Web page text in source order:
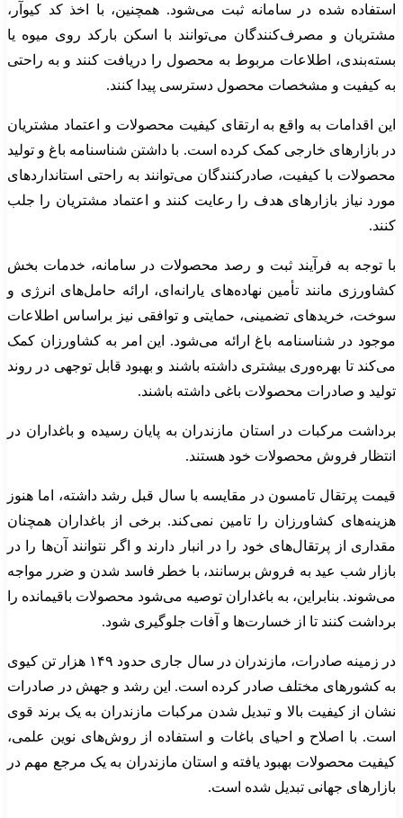
استفاده شده در سامانه ثبت می‌شود. همچنین، با اخذ کد کیوآر،
مشتریان و مصرف‌کنندگان می‌توانند با اسکن بارکد روی میوه یا
بسته‌بندی، اطلاعات مربوط به محصول را دریافت کنند و به راحتی
به کیفیت و مشخصات محصول دسترسی پیدا کنند.
این اقدامات به واقع به ارتقای کیفیت محصولات و اعتماد مشتریان
در بازارهای خارجی کمک کرده است. با داشتن شناسنامه باغ و تولید
محصولات با کیفیت، صادرکنندگان می‌توانند به راحتی استانداردهای
مورد نیاز بازارهای هدف را رعایت کنند و اعتماد مشتریان را جلب
کنند.
با توجه به فرآیند ثبت و رصد محصولات در سامانه، خدمات بخش
کشاورزی مانند تأمین نهاده‌های یارانه‌ای، ارائه حامل‌های انرژی و
سوخت، خریدهای تضمینی، حمایتی و توافقی نیز براساس اطلاعات
موجود در شناسنامه باغ ارائه می‌شود. این امر به کشاورزان کمک
می‌کند تا بهره‌وری بیشتری داشته باشند و بهبود قابل توجهی در روند
تولید و صادرات محصولات باغی داشته باشند.
برداشت مرکبات در استان مازندران به پایان رسیده و باغداران در
انتظار فروش محصولات خود هستند.
قیمت پرتقال تامسون در مقایسه با سال قبل رشد داشته، اما هنوز
هزینه‌های کشاورزان را تامین نمی‌کند. برخی از باغداران همچنان
مقداری از پرتقال‌های خود را در انبار دارند و اگر نتوانند آن‌ها را در
بازار شب عید به فروش برسانند، با خطر فاسد شدن و ضرر مواجه
می‌شوند. بنابراین، به باغداران توصیه می‌شود محصولات باقیمانده را
برداشت کنند تا از خسارت‌ها و آفات جلوگیری شود.
در زمینه صادرات، مازندران در سال جاری حدود ۱۴۹ هزار تن کیوی
به کشورهای مختلف صادر کرده است. این رشد و جهش در صادرات
نشان از کیفیت بالا و تبدیل شدن مرکبات مازندران به یک برند قوی
است. با اصلاح و احیای باغات و استفاده از روش‌های نوین علمی،
کیفیت محصولات بهبود یافته و استان مازندران به یک مرجع مهم در
بازارهای جهانی تبدیل شده است.